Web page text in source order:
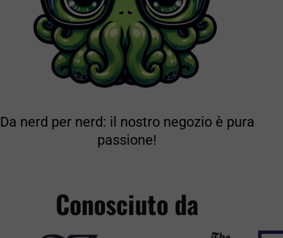
Da nerd per nerd: il nostro negozio è pura
passione!
Conosciuto da